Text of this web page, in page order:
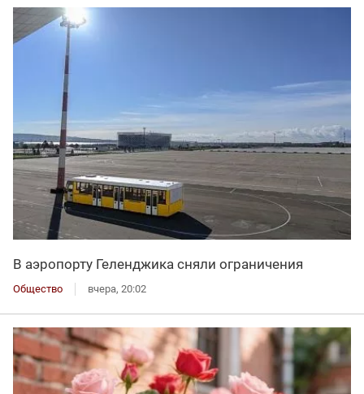
В аэропорту Геленджика сняли ограничения
Общество вчера, 20:02